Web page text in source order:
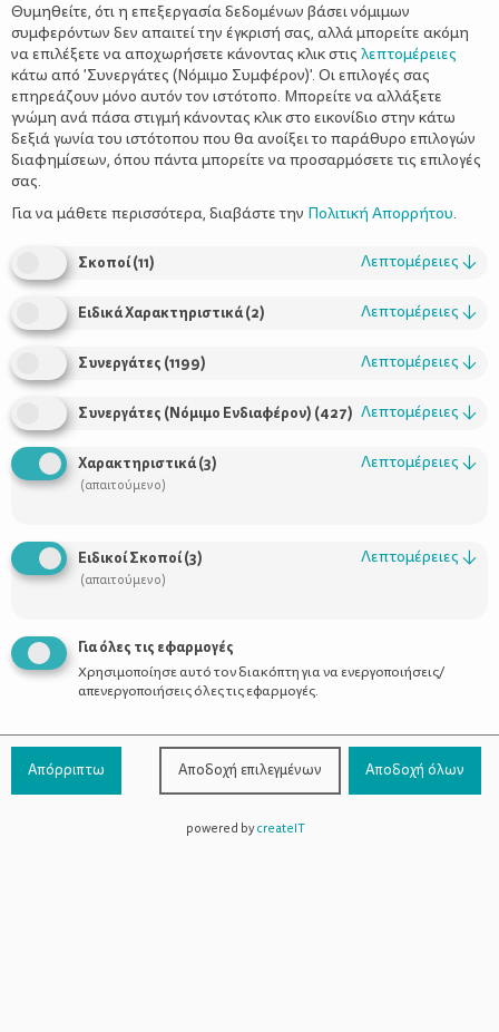
Παιδικές χειροτεχνίες που μυρίζουν
Άνοιξη
Χρήσιμοι Σύνδεσμοι
Προϊόντα
Επικοινωνία
800-1199-800(από σταθερό,
χωρίς χρέωση)
Θυμηθείτε, ότι η επεξεργασία δεδομένων βάσει νόμιμων
συμφερόντων δεν απαιτεί την έγκρισή σας, αλλά μπορείτε ακόμη
να επιλέξετε να αποχωρήσετε κάνοντας κλικ στις λεπτομέρειες
κάτω από 'Συνεργάτες (Νόμιμο Συμφέρον)'. Οι επιλογές σας
επηρεάζουν μόνο αυτόν τον ιστότοπο. Μπορείτε να αλλάξετε
γνώμη ανά πάσα στιγμή κάνοντας κλικ στο εικονίδιο στην κάτω
δεξιά γωνία του ιστότοπου που θα ανοίξει το παράθυρο επιλογών
διαφημίσεων, όπου πάντα μπορείτε να προσαρμόσετε τις επιλογές
σας.
Για να μάθετε περισσότερα, διαβάστε την Πολιτική Απορρήτου.
Σκοποί(11) Λεπτομέρειες ↓
Ειδικά Χαρακτηριστικά(2) Λεπτομέρειες ↓
Συνεργάτες (1199) Λεπτομέρειες ↓
Συνεργάτες (Νόμιμο Ενδιαφέρον) (427) Λεπτομέρειες ↓
Χαρακτηριστικά(3)
(απαιτούμενο)
Λεπτομέρειες ↓
Ειδικοί Σκοποί(3)
(απαιτούμενο)
Λεπτομέρειες ↓
Για όλες τις εφαρμογές
Χρησιμοποίησε αυτό τον διακόπτη για να ενεργοποιήσεις/
απενεργοποιήσεις όλες τις εφαρμογές.
Απόρριπτω Αποδοχή επιλεγμένων Αποδοχή όλων
powered bycreateIT